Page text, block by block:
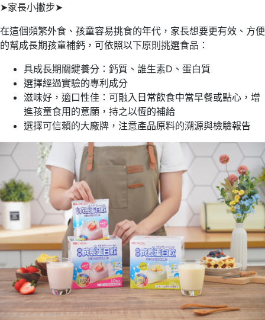
➤家長小撇步➤
在這個頻繁外食、孩童容易挑食的年代，家長想要更有效、方便
的幫成長期孩童補鈣，可依照以下原則挑選食品：
具成長期關鍵養分：鈣質、誰生素D、蛋白質
選擇經過實驗的專利成分
滋味好，適口性佳：可融入日常飲食中當早餐或點心，增
進孩童食用的意願，持之以恆的補給
選擇可信賴的大廠牌，注意產品原料的溯源與檢驗報告